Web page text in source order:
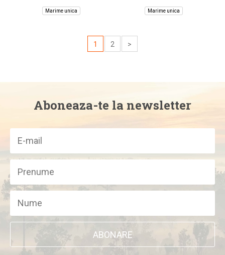
Marime unica Marime unica
1 2 >
Aboneaza-te la newsletter
ABONARE